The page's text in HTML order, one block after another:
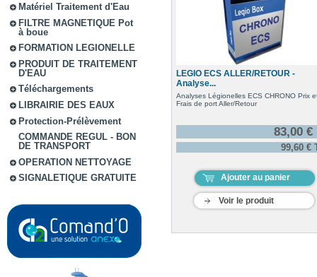
Matériel Traitement d'Eau
FILTRE MAGNETIQUE Pot
à boue
FORMATION LEGIONELLE
PRODUIT DE TRAITEMENT
D'EAU
Téléchargements
LIBRAIRIE DES EAUX
Protection-Prélèvement
COMMANDE REGUL - BON
DE TRANSPORT
OPERATION NETTOYAGE
SIGNALETIQUE GRATUITE
LEGIO ECS ALLER/RETOUR -
Analyse...
Analyses Légionelles ECS CHRONO Prix
Frais de port Aller/Retour
83,00 €
99,60 €
Ajouter au panier
Voir le produit